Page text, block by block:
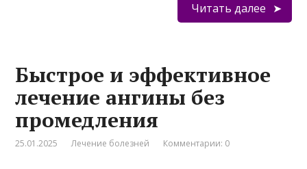
Читать далее
Быстрое и эффективное
лечение ангины без
промедления
25.01.2025 Лечение болезней Комментарии: 0